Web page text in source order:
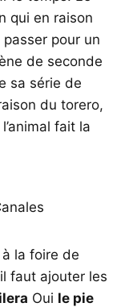
qui en raison
pour un
de seconde
sa série de
du torero,
fait la
la foire de
faut ajouter les
Oui le pie